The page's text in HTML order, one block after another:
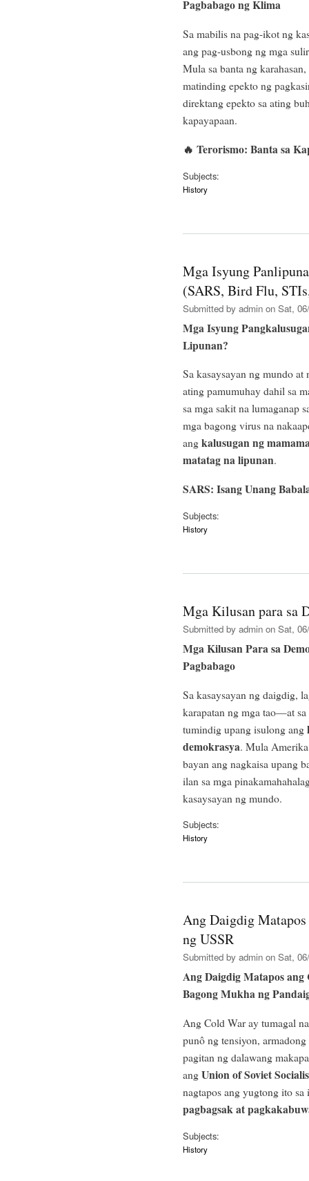
Pagbabago ng Klima
Sa mabilis na pag-ikot ng
ang pag-usbong ng mga
Mula sa banta ng
matinding epekto ng
direktang epekto sa ating
kapayapaan.
🔥 Terorismo: Banta sa
Subjects:
History
Mga Isyung
(SARS, Bird Flu,
Submitted by admin on Sat,
Mga Isyung
Lipunan?
Sa kasaysayan ng mundo
ating pamumuhay dahil sa
sa mga sakit na lumaganap
mga bagong virus na
angkalusugan ng
matatag na lipunan.
SARS: Isang Unang
Subjects:
History
Mga Kilusan para sa
Submitted by admin on Sat,
Mga Kilusan Para sa
Pagbabago
Sa kasaysayan ng daigdig,
karapatan ng mga tao—at
tumindig upang isulong ang
demokrasya. Mula
bayan ang nagkaisa upang
ilan sa mga
kasaysayan ng mundo.
Subjects:
History
Ang Daigdig
ng USSR
Submitted by admin on Sat,
Ang Daigdig Matapos
Bagong Mukha ng
Ang Cold War ay tumagal
punô ng tensiyon,
pagitan ng dalawang
angUnion of Soviet
nagtapos ang yugtong ito
pagbagsak at
Subjects:
History